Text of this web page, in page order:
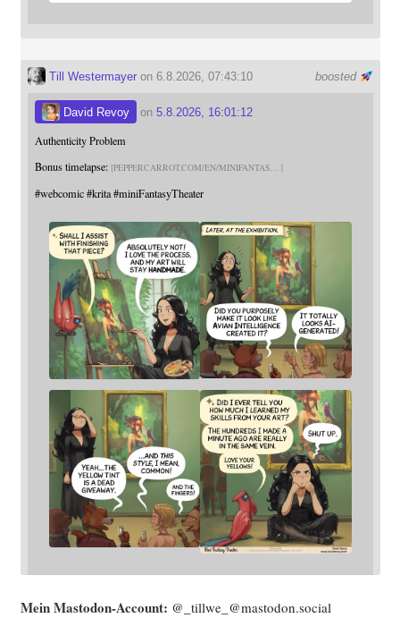
boosted
Till Westermayeron 6.8.2026, 07:43:10
David Revoy on 5.8.2026, 16:01:12
Authenticity Problem
Bonus timelapse: PEPPERCARROT.COM/EN/MINIFANTAS
#webcomic #krita #miniFantasyTheater
Mein Mast­o­don-Account: @_tillwe_@mastodon.social